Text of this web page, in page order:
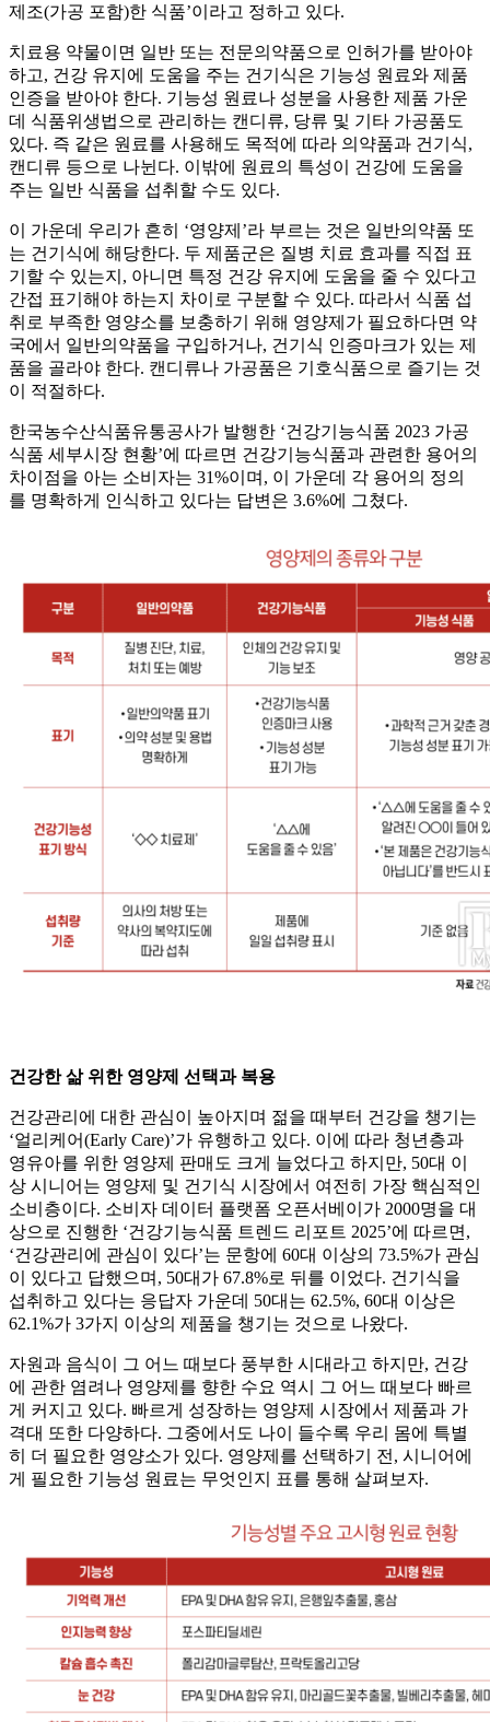
제조(가공 포함)한 식품’이라고 정하고 있다.
치료용 약물이면 일반 또는 전문의약품으로 인허가를 받아야
하고, 건강 유지에 도움을 주는 건기식은 기능성 원료와 제품
인증을 받아야 한다. 기능성 원료나 성분을 사용한 제품 가운
데 식품위생법으로 관리하는 캔디류, 당류 및 기타 가공품도
있다. 즉 같은 원료를 사용해도 목적에 따라 의약품과 건기식,
캔디류 등으로 나뉜다. 이밖에 원료의 특성이 건강에 도움을
주는 일반 식품을 섭취할 수도 있다.
이 가운데 우리가 흔히 ‘영양제’라 부르는 것은 일반의약품 또
는 건기식에 해당한다. 두 제품군은 질병 치료 효과를 직접 표
기할 수 있는지, 아니면 특정 건강 유지에 도움을 줄 수 있다고
간접 표기해야 하는지 차이로 구분할 수 있다. 따라서 식품 섭
취로 부족한 영양소를 보충하기 위해 영양제가 필요하다면 약
국에서 일반의약품을 구입하거나, 건기식 인증마크가 있는 제
품을 골라야 한다. 캔디류나 가공품은 기호식품으로 즐기는 것
이 적절하다.
한국농수산식품유통공사가 발행한 ‘건강기능식품 2023 가공
식품 세부시장 현황’에 따르면 건강기능식품과 관련한 용어의
차이점을 아는 소비자는 31%이며, 이 가운데 각 용어의 정의
를 명확하게 인식하고 있다는 답변은 3.6%에 그쳤다.
건강한 삶 위한 영양제 선택과 복용
건강관리에 대한 관심이 높아지며 젊을 때부터 건강을 챙기는
‘얼리케어(Early Care)’가 유행하고 있다. 이에 따라 청년층과
영유아를 위한 영양제 판매도 크게 늘었다고 하지만, 50대 이
상 시니어는 영양제 및 건기식 시장에서 여전히 가장 핵심적인
소비층이다. 소비자 데이터 플랫폼 오픈서베이가 2000명을 대
상으로 진행한 ‘건강기능식품 트렌드 리포트 2025’에 따르면,
‘건강관리에 관심이 있다’는 문항에 60대 이상의 73.5%가 관심
이 있다고 답했으며, 50대가 67.8%로 뒤를 이었다. 건기식을
섭취하고 있다는 응답자 가운데 50대는 62.5%, 60대 이상은
62.1%가 3가지 이상의 제품을 챙기는 것으로 나왔다.
자원과 음식이 그 어느 때보다 풍부한 시대라고 하지만, 건강
에 관한 염려나 영양제를 향한 수요 역시 그 어느 때보다 빠르
게 커지고 있다. 빠르게 성장하는 영양제 시장에서 제품과 가
격대 또한 다양하다. 그중에서도 나이 들수록 우리 몸에 특별
히 더 필요한 영양소가 있다. 영양제를 선택하기 전, 시니어에
게 필요한 기능성 원료는 무엇인지 표를 통해 살펴보자.